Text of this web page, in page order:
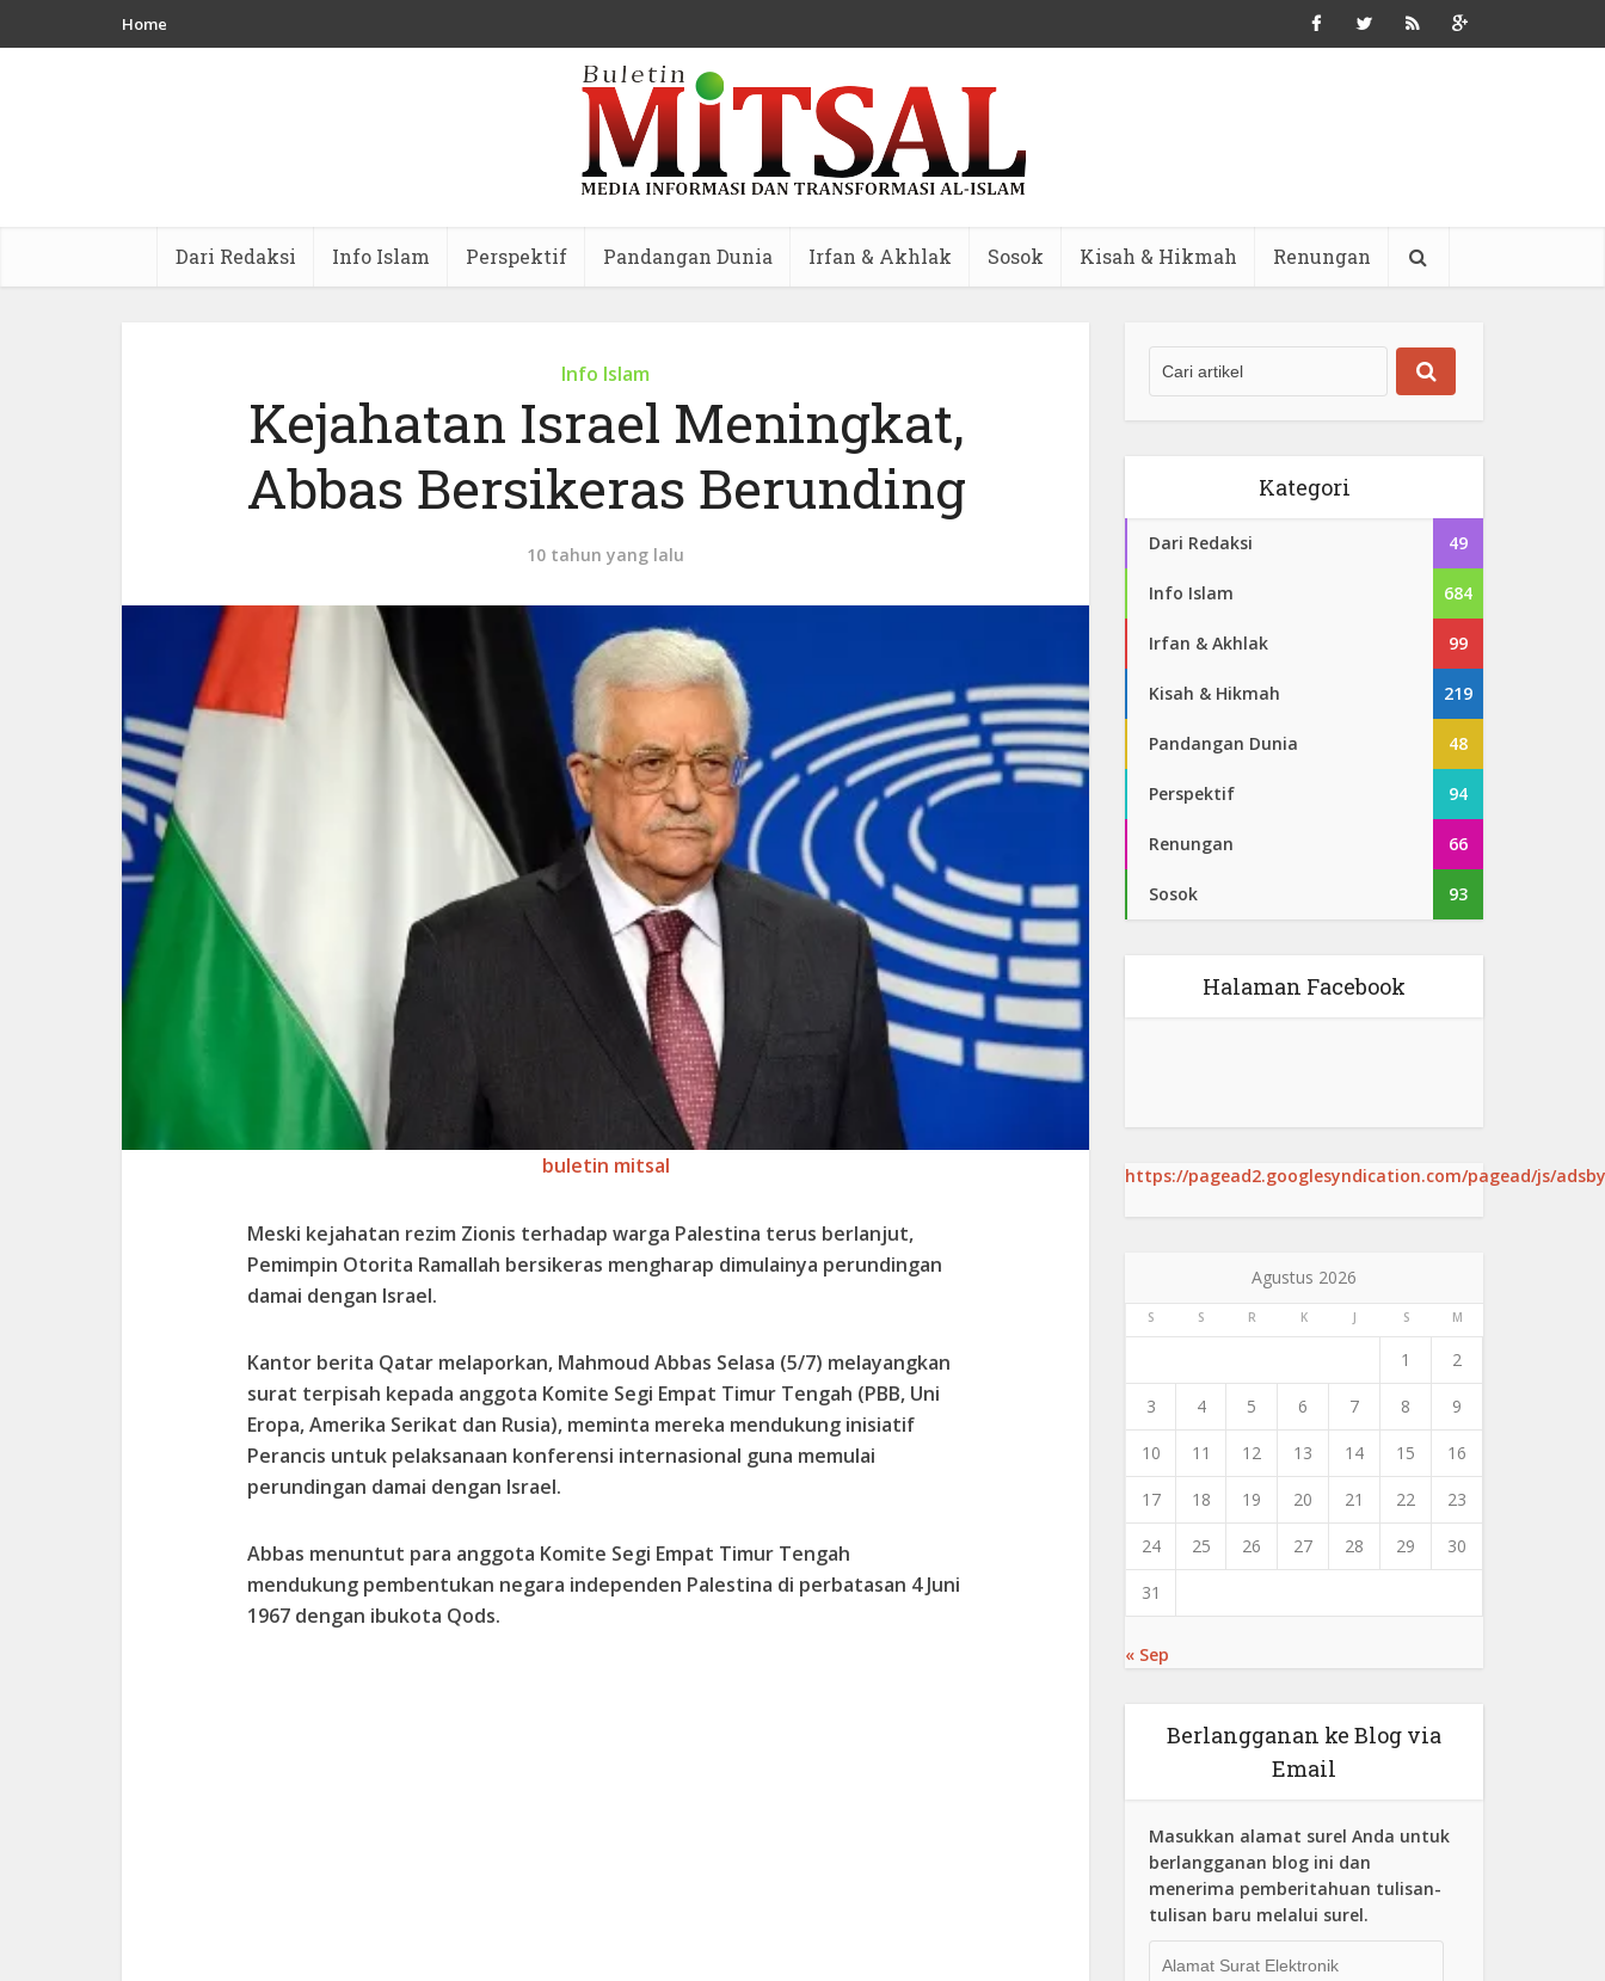
Home
Dari Redaksi Info Islam Perspektif Pandangan Dunia Irfan & Akhlak Sosok Kisah & Hikmah Renungan
Info Islam
Kejahatan Israel Meningkat,
Abbas Bersikeras Berunding
10 tahun yang lalu
buletin mitsal
Meski kejahatan rezim Zionis terhadap warga Palestina terus berlanjut,
Pemimpin Otorita Ramallah bersikeras mengharap dimulainya perundingan
damai dengan Israel.
Kantor berita Qatar melaporkan, Mahmoud Abbas Selasa (5/7) melayangkan
surat terpisah kepada anggota Komite Segi Empat Timur Tengah (PBB, Uni
Eropa, Amerika Serikat dan Rusia), meminta mereka mendukung inisiatif
Perancis untuk pelaksanaan konferensi internasional guna memulai
perundingan damai dengan Israel.
Abbas menuntut para anggota Komite Segi Empat Timur Tengah
mendukung pembentukan negara independen Palestina di perbatasan 4 Juni
1967 dengan ibukota Qods.
Kategori
Dari Redaksi 49
Info Islam 684
Irfan & Akhlak 99
Kisah & Hikmah 219
Pandangan Dunia 48
Perspektif 94
Renungan 66
Sosok 93
Halaman Facebook
https://pagead2.googlesyndication.com/pagead/js/
Agustus 2026
S S R K J S M
1 2
3 4 5 6 7 8 9
10 11 12 13 14 15 16
17 18 19 20 21 22 23
24 25 26 27 28 29 30
31
« Sep
Berlangganan ke Blog via
Email
Masukkan alamat surel Anda untuk
berlangganan blog ini dan
menerima pemberitahuan tulisan-
tulisan baru melalui surel.